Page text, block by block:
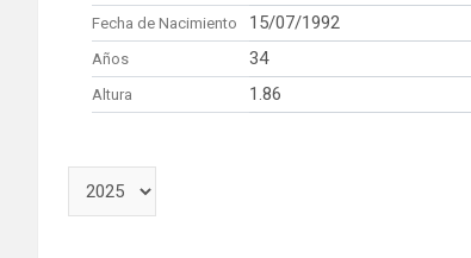
Fecha de Nacimiento 15/07/1992
Años 34
Altura 1.86